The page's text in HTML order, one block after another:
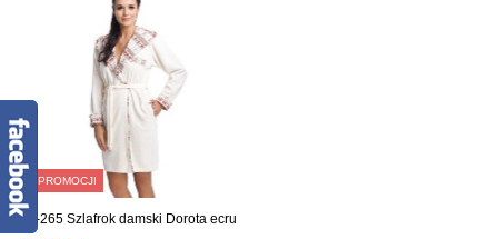
W PROMOCJI
FR-265 Szlafrok damski Dorota ecru